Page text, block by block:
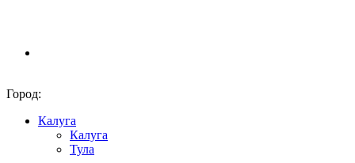
Город:
Калуга
Калуга
Тула